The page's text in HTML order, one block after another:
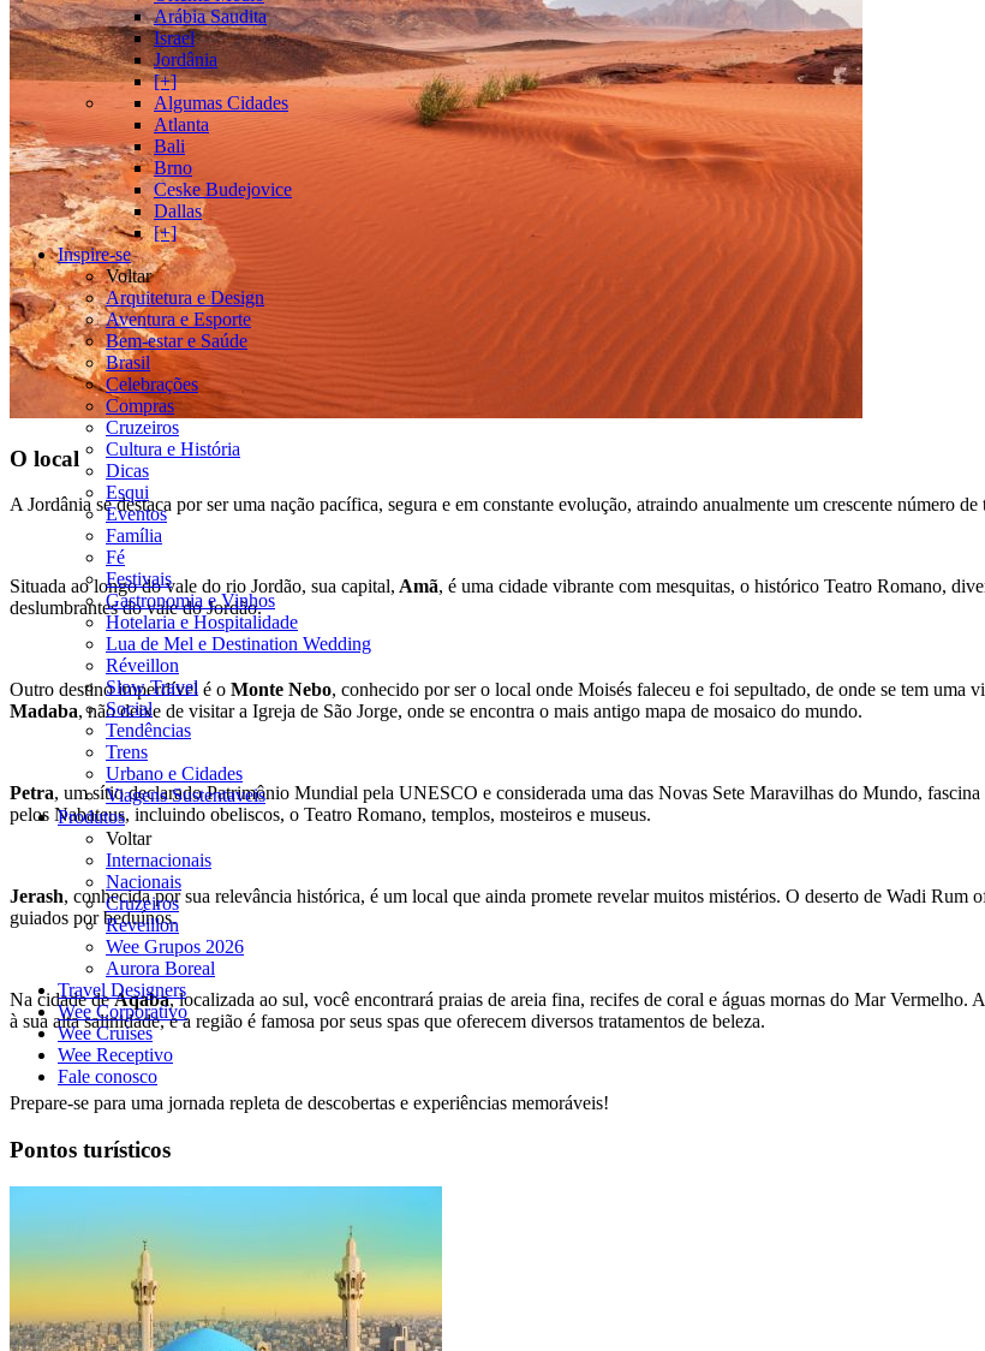
Arábia Saudita
Israel
Jordânia
[+]
Algumas Cidades
Atlanta
Bali
Brno
Ceske Budejovice
Dallas
[+]
Inspire-se
Voltar
Arquitetura e Design
Aventura e Esporte
Bem-estar e Saúde
Brasil
Celebrações
Compras
Cruzeiros
Cultura e História
Dicas
Esqui
Eventos
Família
Fé
Festivais
Gastronomia e Vinhos
Hotelaria e Hospitalidade
Lua de Mel e Destination Wedding
Réveillon
Slow Travel
Social
Tendências
Trens
Urbano e Cidades
Viagens Sustentaveis
Produtos
Voltar
Internacionais
Nacionais
Cruzeiros
Reveillon
Wee Grupos 2026
Aurora Boreal
Travel Designers
Wee Corporativo
Wee Cruises
Wee Receptivo
Fale conosco
O local
A Jordânia se destaca por ser uma nação pacífica, segura e em constante evolução, atraindo anualmente um crescente número de
Situada ao longo do vale do rio Jordão, sua capital, Amã, é uma cidade vibrante com mesquitas, o histórico Teatro Romano,
deslumbrantes do vale do Jordão.
Outro destino imperdível é o Monte Nebo, conhecido por ser o local onde Moisés faleceu e foi sepultado, de onde se tem
Madaba, não deixe de visitar a Igreja de São Jorge, onde se encontra o mais antigo mapa de mosaico do mundo.
Petra, um sítio declarado Patrimônio Mundial pela UNESCO e considerada uma das Novas Sete Maravilhas do Mundo, fascina
pelos Nabateus, incluindo obeliscos, o Teatro Romano, templos, mosteiros e museus.
Jerash, conhecida por sua relevância histórica, é um local que ainda promete revelar muitos mistérios. O deserto de Wadi Rum
guiados por beduínos.
Na cidade deAqaba, localizada ao sul, você encontrará praias de areia fina, recifes de coral e águas mornas do Mar
à sua alta salinidade, e a região é famosa por seus spas que oferecem diversos tratamentos de beleza.
Prepare-se para uma jornada repleta de descobertas e experiências memoráveis!
Pontos turísticos